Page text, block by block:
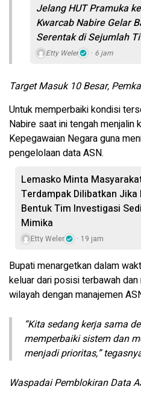
Jelang HUT Pramuka
Kwarcab Nabire Gelar
Serentak di Sejumlah
Etty Weler 6 jam
Target Masuk 10 Besar,
Untuk memperbaiki kondisi
Nabire saat ini tengah menjalin
Kepegawaian Negara guna
pengelolaan data ASN.
Lemasko Minta
Terdampak Dilibatkan Jika
Bentuk Tim Investigasi
Mimika
Etty Weler 19 jam
Bupati menargetkan dalam
keluar dari posisi terbawah
wilayah dengan manajemen
“Kita sedang kerja sama
memperbaiki sistem dan
menjadi prioritas,”
Waspadai Pemblokiran Data